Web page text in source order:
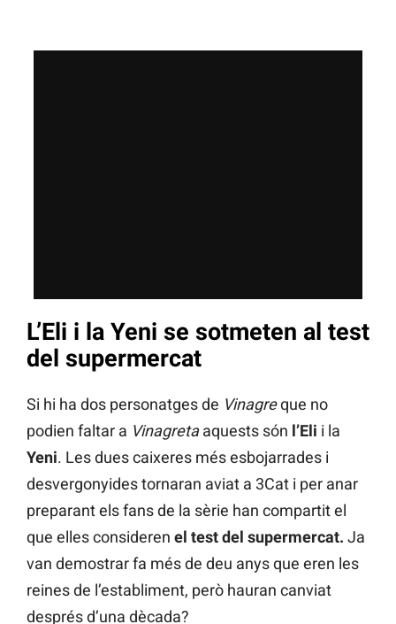
L’Eli i la Yeni se sotmeten al test
del supermercat
Si hi ha dos personatges de Vinagreque no
podien faltar a Vinagretaaquests són l’Eli i la
Yeni. Les dues caixeres més esbojarrades i
desvergonyides tornaran aviat a 3Cat i per anar
preparant els fans de la sèrie han compartit el
que elles consideren el test del supermercat. Ja
van demostrar fa més de deu anys que eren les
reines de l’establiment, però hauran canviat
després d’una dècada?